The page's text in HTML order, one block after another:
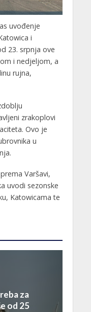
uvođenje
i
23. srpnja ove
i nedjeljom, a
rujna,
zrakoplovi
Ovo je
u
Varšavi,
uvodi sezonske
Katowicama te
za
od 25